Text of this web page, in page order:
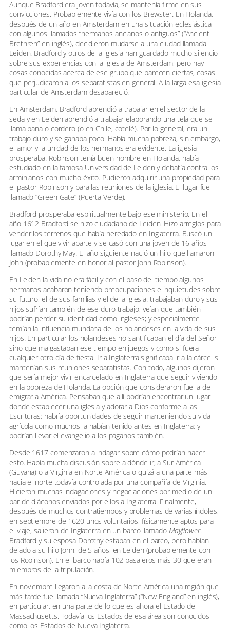
Aunque Bradford era joven todavía, se mantenía firme en sus
convicciones. Probablemente vivía con los Brewster. En Holanda,
después de un año en Amsterdam en una situación eclesiástica
con algunos llamados “hermanos ancianos o antiguos” (“Ancient
Brethren” en inglés), decidieron mudarse a una ciudad llamada
Leiden. Bradford y otros de la iglesia han guardado mucho silencio
sobre sus experiencias con la iglesia de Amsterdam, pero hay
cosas conocidas acerca de ese grupo que parecen ciertas, cosas
que perjudicaron a los separatistas en general. A la larga esa iglesia
particular de Amsterdam desapareció.
En Amsterdam, Bradford aprendió a trabajar en el sector de la
seda y en Leiden aprendió a trabajar elaborando una tela que se
llama pana o cordero (o en Chile, cotelé). Por lo general, era un
trabajo duro y se ganaba poco. Había mucha pobreza, sin embargo,
el amor y la unidad de los hermanos era evidente. La iglesia
prosperaba. Robinson tenía buen nombre en Holanda, había
estudiado en la famosa Universidad de Leiden y debatía contra los
arminianos con mucho éxito. Pudieron adquirir una propiedad para
el pastor Robinson y para las reuniones de la iglesia. El lugar fue
llamado “Green Gate” (Puerta Verde).
Bradford prosperaba espiritualmente bajo ese ministerio. En el
año 1612 Bradford se hizo ciudadano de Leiden. Hizo arreglos para
vender los terrenos que había heredado en Inglaterra. Buscó un
lugar en el que vivir aparte y se casó con una joven de 16 años
llamado Dorothy May. El año siguiente nació un hijo que llamaron
John (probablemente en honor al pastor John Robinson).
En Leiden la vida no era fácil y con el paso del tiempo algunos
hermanos acabaron teniendo preocupaciones e inquietudes sobre
su futuro, el de sus familias y el de la iglesia: trabajaban duro y sus
hijos sufrían también de ese duro trabajo; veían que también
podrían perder su identidad como ingleses; y especialmente
temían la influencia mundana de los holandeses en la vida de sus
hijos. En particular los holandeses no santificaban el día del Señor
sino que malgastaban ese tiempo en juegos y como si fuera
cualquier otro día de fiesta. Ir a Inglaterra significaba ir a la cárcel si
mantenían sus reuniones separatistas. Con todo, algunos dijeron
que sería mejor vivir encarcelado en Inglaterra que seguir viviendo
en la pobreza de Holanda. La opción que consideraron fue la de
emigrar a América. Pensaban que allí podrían encontrar un lugar
donde establecer una iglesia y adorar a Dios conforme a las
Escrituras; habría oportunidades de seguir manteniendo su vida
agrícola como muchos la habían tenido antes en Inglaterra; y
podrían llevar el evangelio a los paganos también.
Desde 1617 comenzaron a indagar sobre cómo podrían hacer
esto. Había mucha discusión sobre a dónde ir, a Sur América
(Guyana) o a Virginia en Norte América o quizá a una parte más
hacia el norte todavía controlada por una compañía de Virginia.
Hicieron muchas indagaciones y negociaciones por medio de un
par de diáconos enviados por ellos a Inglaterra. Finalmente,
después de muchos contratiempos y problemas de varias índoles,
en septiembre de 1620 unos voluntarios, físicamente aptos para
el viaje, salieron de Inglaterra en un barco llamado Mayflower.
Bradford y su esposa Dorothy estaban en el barco, pero habían
dejado a su hijo John, de 5 años, en Leiden (probablemente con
los Robinson). En el barco había 102 pasajeros más 30 que eran
miembros de la tripulación.
En noviembre llegaron a la costa de Norte América una región que
más tarde fue llamada “Nueva Inglaterra” (“New England” en inglés),
en particular, en una parte de lo que es ahora el Estado de
Massachusetts. Todavía los Estados de esa área son conocidos
como los Estados de Nueva Inglaterra.